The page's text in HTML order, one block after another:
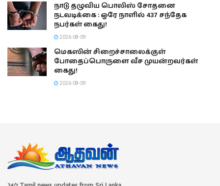
நாடு தழுவிய பொலிஸ் சோதனை
நடவடிக்கை : ஒரே நாளில் 437 சந்தேக
நபர்கள் கைது!
2026-08-09
மெகஸின் சிறைச்சாலைக்குள்
போதைப்பொருளை வீச முயன்றவர்கள்
கைது!
2026-08-09